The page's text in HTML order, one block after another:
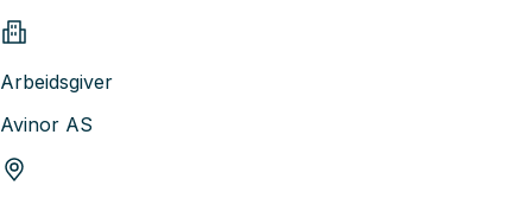
Arbeidsgiver
Avinor AS